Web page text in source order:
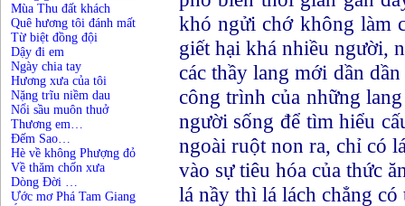
Mùa Thu đất khách
Quê hương tôi đánh mất
Từ biệt đồng đội
Dậy đi em
Ngày chia tay
Hương xưa của tôi
Nặng trĩu niềm dau
Nổi sầu muôn thuở
Thương em…
Đếm Sao…
Hè về không Phượng đỏ
Về thăm chốn xưa
Dòng Đời …
Ước mơ Phá Tam Giang
khó ngửi chớ không làm
giết hại khá nhiều người,
các thầy lang mới dần
công trình của những
người sống để tìm hiểu
ngoài ruột non ra, chỉ có
vào sự tiêu hóa của thức
lá nầy thì lá lách chẳng